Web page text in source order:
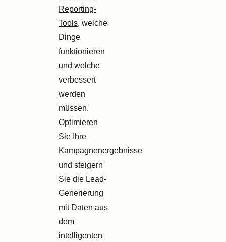
Reporting-
Tools, welche
Dinge
funktionieren
und welche
verbessert
werden
müssen.
Optimieren
Sie Ihre
Kampagnenergebnisse
und steigern
Sie die Lead-
Generierung
mit Daten aus
dem
intelligenten